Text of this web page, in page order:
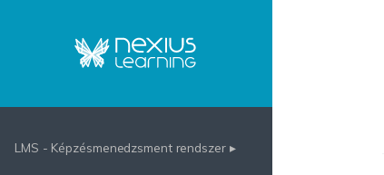
LMS - Képzésmenedzsment rendszer ▸